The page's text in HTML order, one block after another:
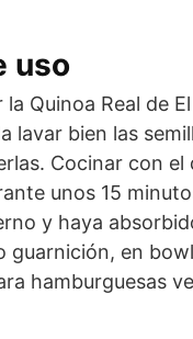
uso
la Quinoa Real de
lavar bien las
Cocinar con el
unos 15
y haya
guarnición, en
hamburguesas